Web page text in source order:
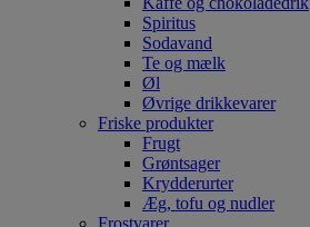
Spiritus
Sodavand
Te og mælk
Øl
Øvrige drikkevarer
Friske produkter
Frugt
Grøntsager
Krydderurter
Æg, tofu og nudler
Frostvarer